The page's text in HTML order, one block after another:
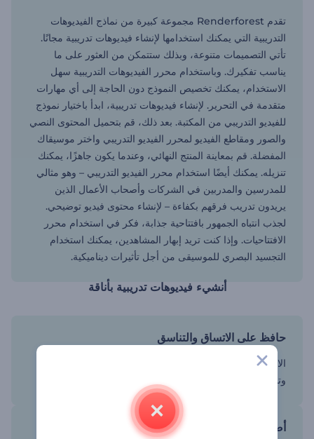
تقدم Renderforest مجموعة كبيرة من نماذج الفيديوهات
التدريبية التي يمكنك استخدامها لإنشاء فيديوهات تدريبية مجانًا.
تأتي التصميمات متنوعة، وبذلك ستتمكن من العثور على ما
يناسب تفكيرك. وباستخدام محرر الفيديوهات التدريبية سهل
الاستخدام، يمكنك تخصيص النموذج دون الحاجة إلى أي مهارات
متقدمة في التحرير. لإنشاء فيديوهات تدريبية، ابدأ باختيار نموذج
للفيديو التدريبي من المكتبة. بعد ذلك، قم بتحميل المحتوى النصي
والصور ومقاطع الفيديو لمحرر الفيديو التدريبي واختر موسيقاك
المفضلة. قم بمعاينة المنتج النهائي، وعندما يكون جاهزًا، يمكنك
تنزيله. يمكنك أيضًا استخدام محرر الفيديو التدريبي – وهو مثالي
للمدرسين والمدربين في الشركات وأصحاب الأعمال الذين
يريدون تدريب فرقهم بكفاءة – لإنشاء محتوى فيديو توضيحي.
لجذب انتباه الجمهور بافتتاحية جذابة، فكر في استخدام محرر
الافتتاحيات. وإذا كنت تريد إبهار المشاهدين، يمكنك استخدام
التجسيد البصري للموسيقى من أجل تأثيرات ديناميكية.
أنشيء فيديوهات تدريبية بأناقة
حافظ على الاتساق والتناسق
الاتساق في صناعة المحتوى تساعد في الحفاظ على الجودة
وتحسين النتائج.
أضف عناصر تفاعلية إلى فيديوهاتك التدريبية